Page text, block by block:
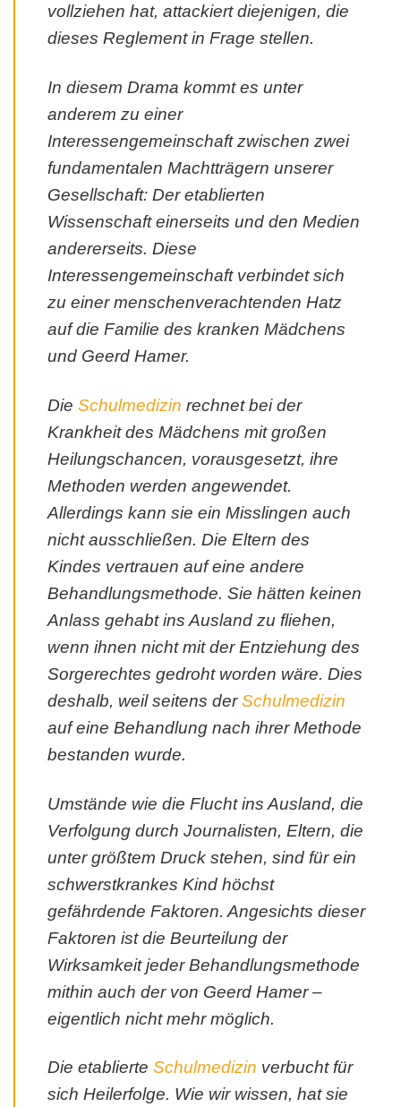
vollziehen hat, attackiert diejenigen, die
dieses Reglement in Frage stellen.
In diesem Drama kommt es unter
anderem zu einer
Interessengemeinschaft zwischen zwei
fundamentalen Machtträgern unserer
Gesellschaft: Der etablierten
Wissenschaft einerseits und den Medien
andererseits. Diese
Interessengemeinschaft verbindet sich
zu einer menschenverachtenden Hatz
auf die Familie des kranken Mädchens
und Geerd Hamer.
Die Schulmedizin rechnet bei der
Krankheit des Mädchens mit großen
Heilungschancen, vorausgesetzt, ihre
Methoden werden angewendet.
Allerdings kann sie ein Misslingen auch
nicht ausschließen. Die Eltern des
Kindes vertrauen auf eine andere
Behandlungsmethode. Sie hätten keinen
Anlass gehabt ins Ausland zu fliehen,
wenn ihnen nicht mit der Entziehung des
Sorgerechtes gedroht worden wäre. Dies
deshalb, weil seitens derSchulmedizin
auf eine Behandlung nach ihrer Methode
bestanden wurde.
Umstände wie die Flucht ins Ausland, die
Verfolgung durch Journalisten, Eltern, die
unter größtem Druck stehen, sind für ein
schwerstkrankes Kind höchst
gefährdende Faktoren. Angesichts dieser
Faktoren ist die Beurteilung der
Wirksamkeit jeder Behandlungsmethode
mithin auch der von Geerd Hamer –
eigentlich nicht mehr möglich.
Die etablierte Schulmedizin verbucht für
sich Heilerfolge. Wie wir wissen, hat sie